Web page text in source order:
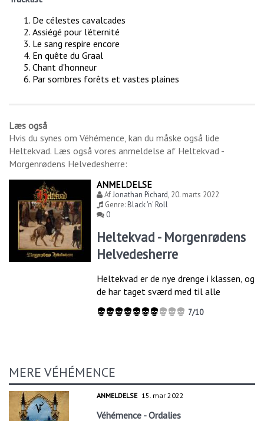
De célestes cavalcades
Assiégé pour l'éternité
Le sang respire encore
En quête du Graal
Chant d'honneur
Par sombres forêts et vastes plaines
Læs også
Hvis du synes om Véhémence, kan du måske også lide
Heltekvad. Læs også vores anmeldelse af Heltekvad -
Morgenrødens Helvedesherre:
ANMELDELSE
AfJonathan Pichard, 20. marts 2022
Genre:Black 'n' Roll
0
Heltekvad - Morgenrødens
Helvedesherre
Heltekvad er de nye drenge i klassen, og
de har taget sværd med til alle
7/10
MERE VÉHÉMENCE
ANMELDELSE 15. mar 2022
Véhémence - Ordalies